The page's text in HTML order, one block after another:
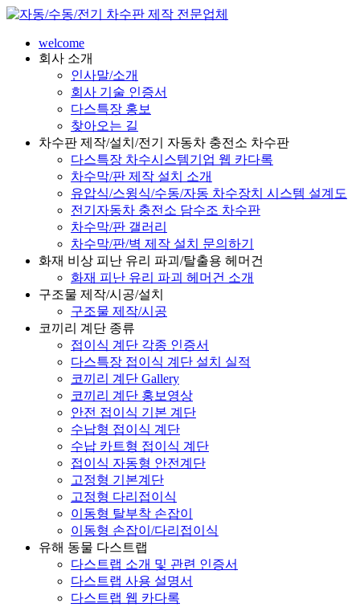
welcome
회사 소개
인사말/소개
회사 기술 인증서
다스특장 홍보
찾아오는 길
차수판 제작/설치/전기 자동차 충전소 차수판
다스특장 차수시스템기업 웹 카다록
차수막/판 제작 설치 소개
유압식/스윙식/수동/자동 차수장치 시스템 설계도
전기자동차 충전소 담수조 차수판
차수막/판 갤러리
차수막/판/벽 제작 설치 문의하기
화재 비상 피난 유리 파괴/탈출용 헤머건
화재 피난 유리 파괴 헤머건 소개
구조물 제작/시공/설치
구조물 제작/시공
코끼리 계단 종류
접이식 계단 각종 인증서
다스특장 접이식 계단 설치 실적
코끼리 계단 Gallery
코끼리 계단 홍보영상
안전 접이식 기본 계단
수납형 접이식 계단
수납 카트형 접이식 계단
접이식 자동형 안전계단
고정형 기본계단
고정형 다리접이식
이동형 탈부착 손잡이
이동형 손잡이/다리접이식
유해 동물 다스트랩
다스트랩 소개 및 관련 인증서
다스트랩 사용 설명서
다스트랩 웹 카다록